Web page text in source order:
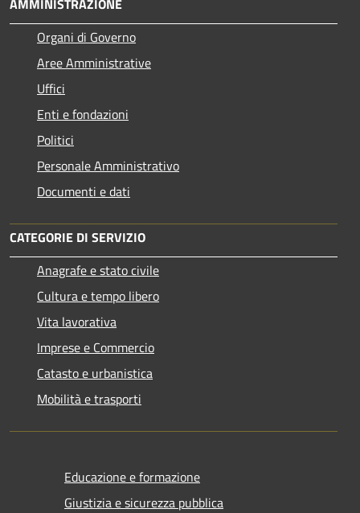
AMMINISTRAZIONE
Organi di Governo
Aree Amministrative
Uffici
Enti e fondazioni
Politici
Personale Amministrativo
Documenti e dati
CATEGORIE DI SERVIZIO
Anagrafe e stato civile
Cultura e tempo libero
Vita lavorativa
Imprese e Commercio
Catasto e urbanistica
Mobilità e trasporti
Educazione e formazione
Giustizia e sicurezza pubblica